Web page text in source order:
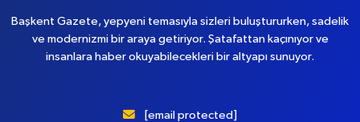
ve modernizmi bir araya getiriyor. Şatafattan kaçınıyor ve